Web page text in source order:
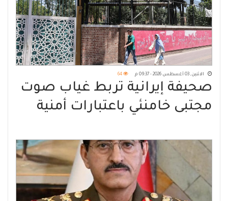
الاثنين, 03 أغسطس 2026 - 09:37 م 64
صحيفة إيرانية تربط غياب صوت
مجتبى خامنئي باعتبارات أمنية